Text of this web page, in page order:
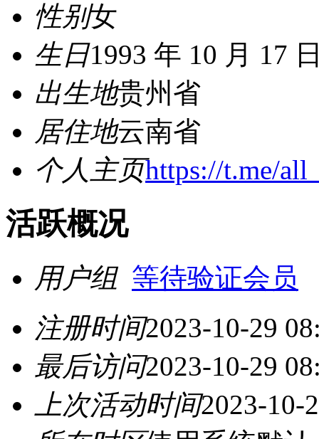
性别女
生日1993 年 10 月 17
出生地贵州省
居住地云南省
个人主页https://t.me/
活跃概况
用户组 等待验证会员
注册时间2023-10-29
最后访问2023-10-29
上次活动时间2023-10-